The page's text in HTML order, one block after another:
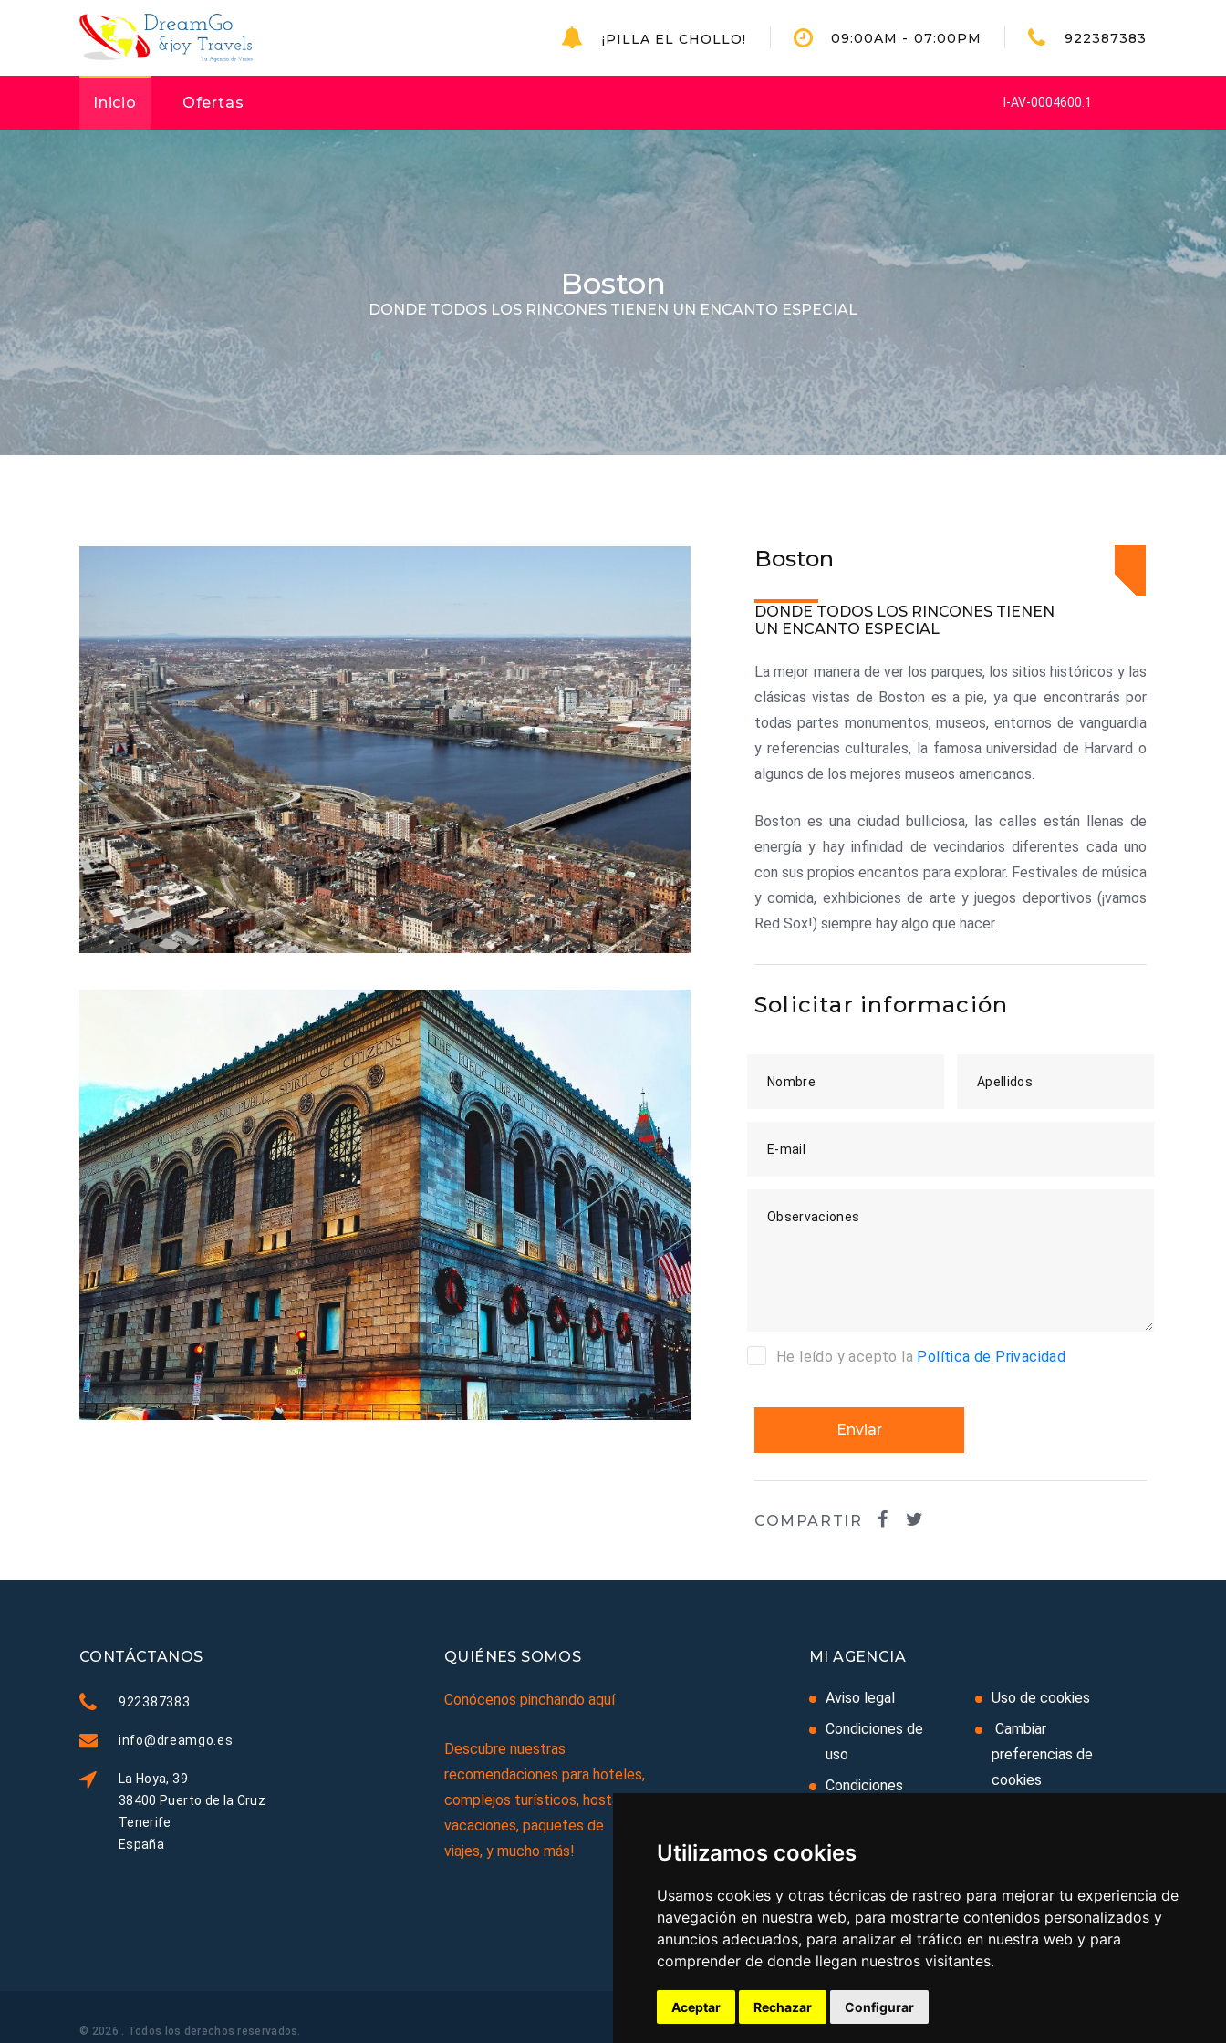
Utilizamos cookies
Usamos cookies y otras técnicas de rastreo para mejorar tu experiencia de
navegación en nuestra web, para mostrarte contenidos personalizados y
anuncios adecuados, para analizar el tráfico en nuestra web y para
comprender de donde llegan nuestros visitantes.
Aceptar Rechazar Configurar
¡PILLA EL CHOLLO! 09:00AM - 07:00PM 922387383
I-AV-0004600.1
Inicio Ofertas
Boston
DONDE TODOS LOS RINCONES TIENEN UN ENCANTO ESPECIAL
Boston
DONDE TODOS LOS RINCONES TIENEN
UN ENCANTO ESPECIAL
La mejor manera de ver los parques, los sitios históricos y las
clásicas vistas de Boston es a pie, ya que encontrarás por
todas partes monumentos, museos, entornos de vanguardia
y referencias culturales, la famosa universidad de Harvard o
algunos de los mejores museos americanos.
Boston es una ciudad bulliciosa, las calles están llenas de
energía y hay infinidad de vecindarios diferentes cada uno
con sus propios encantos para explorar. Festivales de música
y comida, exhibiciones de arte y juegos deportivos (¡vamos
Red Sox!) siempre hay algo que hacer.
Solicitar información
Nombre Apellidos
E-mail
Observaciones
He leído y acepto la Política de Privacidad
Enviar
COMPARTIR
CONTÁCTANOS
922387383
info@dreamgo.es
La Hoya, 39
38400 Puerto de la Cruz
Tenerife
España
QUIÉNES SOMOS
Conócenos pinchando aquí
Descubre nuestras
recomendaciones para hoteles,
complejos turísticos, hostales,
vacaciones, paquetes de
viajes, y mucho más!
MI AGENCIA
Aviso legal
Condiciones de
uso
Condiciones
Ley de Viajes
Combinados
Política de
privacidad
Uso de cookies
Cambiar
preferencias de
cookies
© 2026 . Todos los derechos reservados